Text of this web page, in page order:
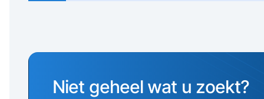
Niet geheel wat u zoekt?